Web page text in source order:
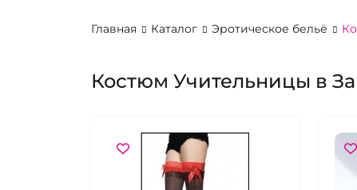
Главная Каталог Эротическое бельё
Костюм Учительницы в